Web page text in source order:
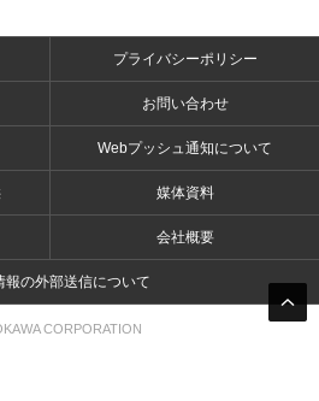
プライバシーポリシー
お問い合わせ
Webプッシュ通知について
媒体資料
会社概要
報の外部送信について
CORPORATION